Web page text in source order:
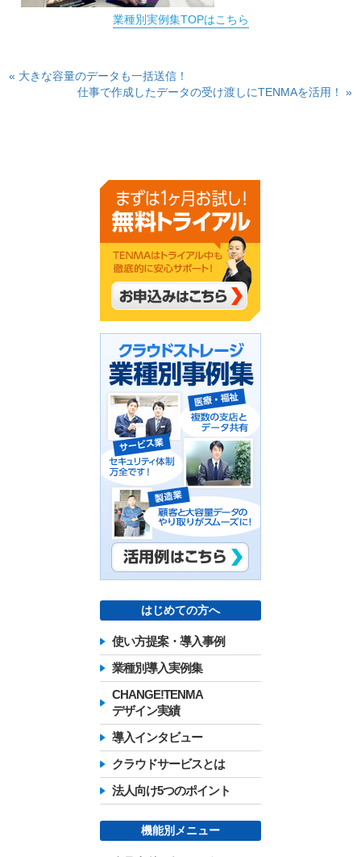
業種別実例集TOPはこちら
« 大きな容量のデータも一括送信！
仕事で作成したデータの受け渡しにTENMAを活用！ »
はじめての方へ
使い方提案・導入事例
業種別導入実例集
CHANGE!TENMA
デザイン実績
導入インタビュー
クラウドサービスとは
法人向け5つのポイント
機能別メニュー